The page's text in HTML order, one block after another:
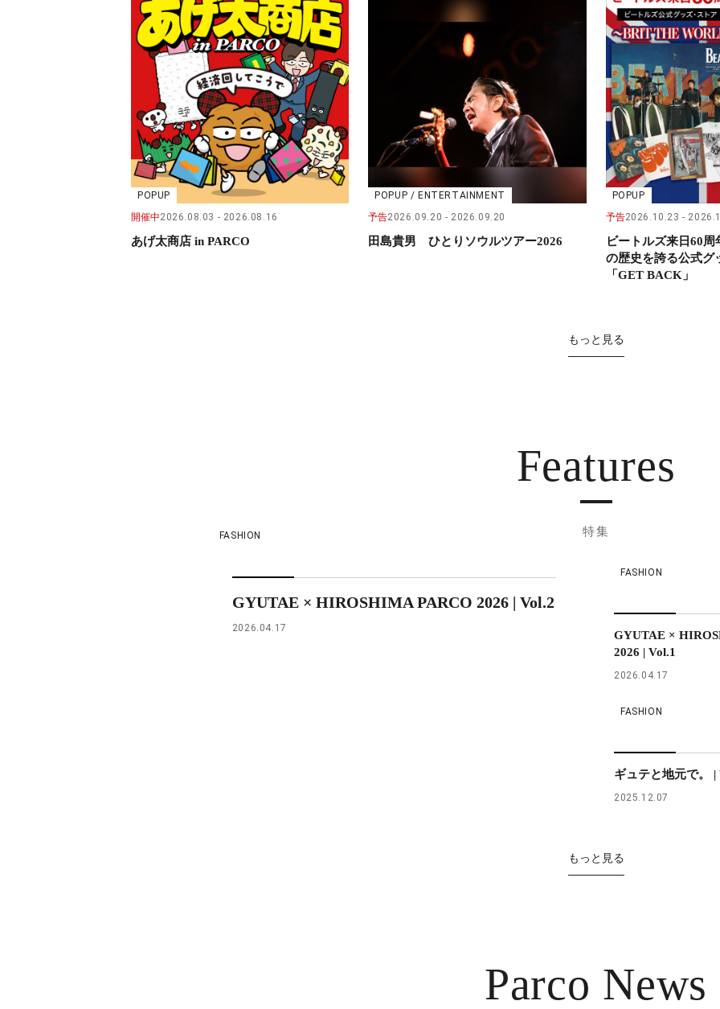
POPUP
開催中2026.08.03 2026.08.16
あげ太商店 in PARCO
POPUP / ENTERTAINMENT
予告2026.09.20 2026.09.20
田島貴男 ひとりソウルツアー2026
POPUP
予告2026.10.23
ビートルズ来日60
の歴史を誇る公式グ
「GET BACK」
もっと見る
Features
特集
FASHION
GYUTAE × HIROSHIMA PARCO 2026 | Vol.2
2026.04.17
FASHION
GYUTAE ×
2026 | Vol.1
2026.04.17
FASHION
ギュテと地元で。 |
2025.12.07
もっと見る
Parco News